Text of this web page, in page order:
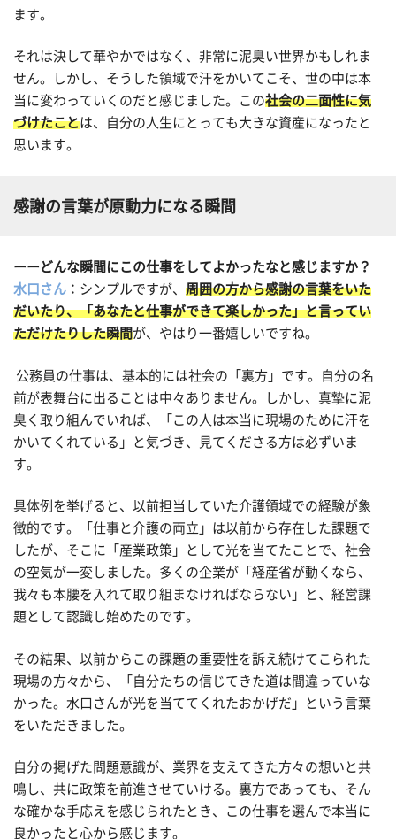
ます。
それは決して華やかではなく、非常に泥臭い世界かもしれま
せん。しかし、そうした領域で汗をかいてこそ、世の中は本
当に変わっていくのだと感じました。この社会の二面性に気
づけたことは、自分の人生にとっても大きな資産になったと
思います。
感謝の言葉が原動力になる瞬間
ーーどんな瞬間にこの仕事をしてよかったなと感じますか？
水口さん ：シンプルですが、 周囲の方から感謝の言葉をいた
だいたり、「あなたと仕事ができて楽しかった」と言ってい
ただけたりした瞬間が、やはり一番嬉しいですね。
公務員の仕事は、基本的には社会の「裏方」です。自分の名
前が表舞台に出ることは中々ありません。しかし、真摯に泥
臭く取り組んでいれば、「この人は本当に現場のために汗を
かいてくれている」と気づき、見てくださる方は必ずいま
す。
具体例を挙げると、以前担当していた介護領域での経験が象
徴的です。「仕事と介護の両立」は以前から存在した課題で
したが、そこに「産業政策」として光を当てたことで、社会
の空気が一変しました。多くの企業が「経産省が動くなら、
我々も本腰を入れて取り組まなければならない」と、経営課
題として認識し始めたのです。
その結果、以前からこの課題の重要性を訴え続けてこられた
現場の方々から、「自分たちの信じてきた道は間違っていな
かった。水口さんが光を当ててくれたおかげだ」という言葉
をいただきました。
自分の掲げた問題意識が、業界を支えてきた方々の想いと共
鳴し、共に政策を前進させていける。裏方であっても、そん
な確かな手応えを感じられたとき、この仕事を選んで本当に
良かったと心から感じます。